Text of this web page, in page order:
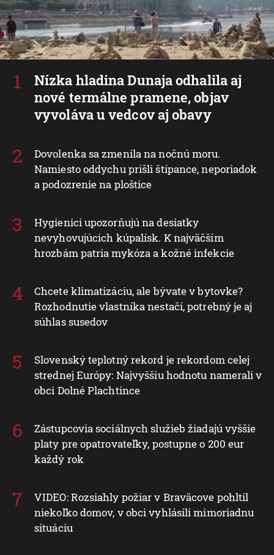
Nízka hladina Dunaja odhalila aj
nové termálne pramene, objav
vyvoláva u vedcov aj obavy
Dovolenka sa zmenila na nočnú moru.
Namiesto oddychu prišli štípance, neporiadok
a podozrenie na ploštice
Hygienici upozorňujú na desiatky
nevyhovujúcich kúpalísk. K najväčším
hrozbám patria mykóza a kožné infekcie
Chcete klimatizáciu, ale bývate v bytovke?
Rozhodnutie vlastníka nestačí, potrebný je aj
súhlas susedov
Slovenský teplotný rekord je rekordom celej
strednej Európy: Najvyššiu hodnotu namerali v
obci Dolné Plachtince
Zástupcovia sociálnych služieb žiadajú vyššie
platy pre opatrovateľky, postupne o 200 eur
každý rok
VIDEO: Rozsiahly požiar v Braväcove pohltil
niekoľko domov, v obci vyhlásili mimoriadnu
situáciu